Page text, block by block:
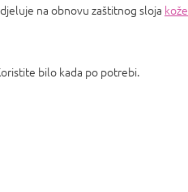
na obnovu zaštitnog sloja kože
bilo kada po potrebi.